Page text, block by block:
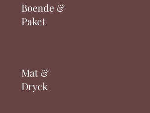
Boende &
Paket
Mat &
Dryck